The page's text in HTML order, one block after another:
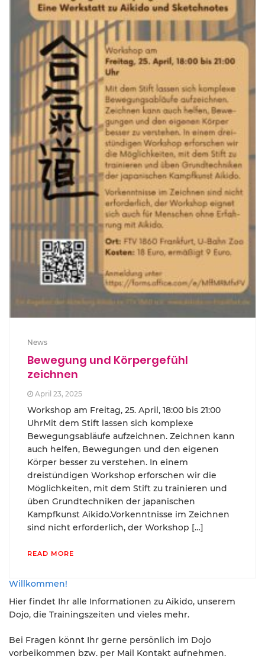
News
Bewegung und Körpergefühl
zeichnen
April 23, 2025
Workshop am Freitag, 25. April, 18:00 bis 21:00
UhrMit dem Stift lassen sich komplexe
Bewegungsabläufe aufzeichnen. Zeichnen kann
auch helfen, Bewegungen und den eigenen
Körper besser zu verstehen. In einem
dreistündigen Workshop erforschen wir die
Möglichkeiten, mit dem Stift zu trainieren und
üben Grundtechniken der japanischen
Kampfkunst Aikido.Vorkenntnisse im Zeichnen
sind nicht erforderlich, der Workshop […]
READ MORE
Willkommen!
Hier findet Ihr alle Informationen zu Aikido, unserem
Dojo, die Trainingszeiten und vieles mehr.
Bei Fragen könnt Ihr gerne persönlich im Dojo
vorbeikommen bzw. per Mail Kontakt aufnehmen.